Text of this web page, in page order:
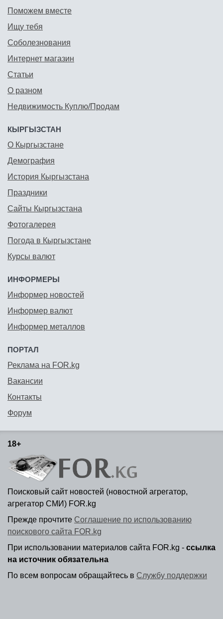
Поможем вместе
Ищу тебя
Соболезнования
Интернет магазин
Статьи
О разном
Недвижимость Куплю/Продам
КЫРГЫЗСТАН
О Кыргызстане
Демография
История Кыргызстана
Праздники
Сайты Кыргызстана
Фотогалерея
Погода в Кыргызстане
Курсы валют
ИНФОРМЕРЫ
Информер новостей
Информер валют
Информер металлов
ПОРТАЛ
Реклама на FOR.kg
Вакансии
Контакты
Форум
18+
Поисковый сайт новостей (новостной агрегатор,
агрегатор СМИ) FOR.kg
Прежде прочтите Соглашение по использованию
поискового сайта FOR.kg
При использовании материалов сайта FOR.kg - ссылка
на источник обязательна
По всем вопросам обращайтесь в Службу поддержки